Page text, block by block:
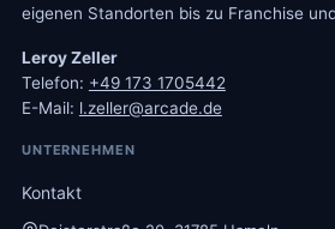
eigenen Standorten bis zu Franchise
Leroy Zeller
Telefon: +49 173 1705442
E-Mail: l.zeller@arcade.de
UNTERNEHMEN
Kontakt